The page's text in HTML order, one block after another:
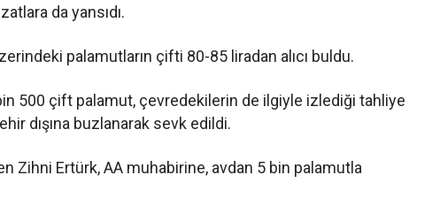
da yansıdı.
palamutların çifti 80-85 liradan alıcı buldu.
500 çift palamut, çevredekilerin de ilgiyle izlediği tahliye
dışına buzlanarak sevk edildi.
Zihni Ertürk, AA muhabirine, avdan 5 bin palamutla